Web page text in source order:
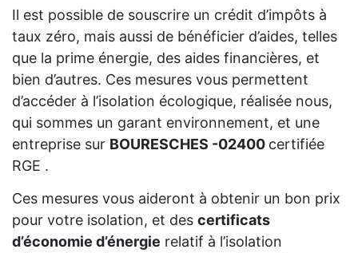
Il est possible de souscrire un crédit d’impôts à
taux zéro, mais aussi de bénéficier d’aides, telles
que la prime énergie, des aides financières, et
bien d’autres. Ces mesures vous permettent
d’accéder à l’isolation écologique, réalisée nous,
qui sommes un garant environnement, et une
entreprise sur BOURESCHES -02400 certifiée
RGE .
Ces mesures vous aideront à obtenir un bon prix
pour votre isolation, et des certificats
d’économie d’énergie relatif à l’isolation